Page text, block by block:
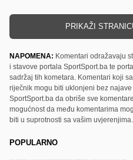
PRIKAŽI
NAPOMENA: Komentari odražavaju
i stavove portala SportSport.ba te
sadržaj tih kometara. Komentari koji
riječnik mogu biti uklonjeni bez
SportSport.ba da obriše sve
mogućnost da među komentarima
biti u suprotnosti sa vašim uvjerenjima.
POPULARNO